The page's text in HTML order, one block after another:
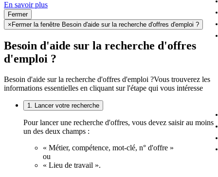
En savoir plus
Fermer
× Fermer la fenêtre Besoin d'aide sur la recherche d'offres d'emploi ?
Besoin d'aide sur la recherche d'offres
d'emploi ?
Besoin d'aide sur la recherche d'offres d'emploi ?Vous trouverez les
informations essentielles en cliquant sur l'étape qui vous intéresse
1. Lancer votre recherche
Pour lancer une recherche d'offres, vous devez saisir au moins
un des deux champs :
« Métier, compétence, mot-clé, n° d'offre »
ou
« Lieu de travail ».